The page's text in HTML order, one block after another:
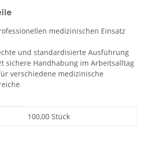
medizinischen Einsatz
und standardisierte Ausführung
sichere Handhabung im Arbeitsalltag
verschiedene medizinische
100,00 Stück